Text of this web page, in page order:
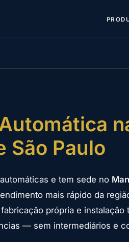
São Paulo
e tem sede no
mais rápido da
própria e instalação
— sem intermediários e